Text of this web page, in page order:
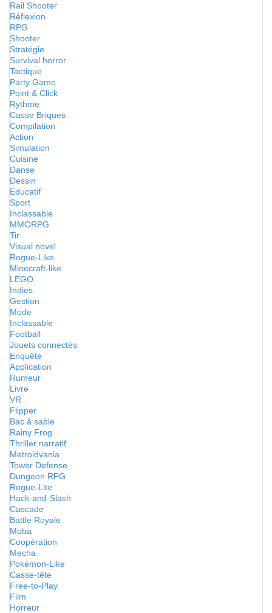
Rail Shooter
Réflexion
RPG
Shooter
Stratégie
Survival horror
Tactique
Party Game
Point & Click
Rythme
Casse Briques
Compilation
Action
Simulation
Cuisine
Danse
Dessin
Educatif
Sport
Inclassable
MMORPG
Tir
Visual novel
Rogue-Like
Minecraft-like
LEGO
Indies
Gestion
Mode
Inclassable
Football
Jouets connectés
Enquête
Application
Rumeur
Livre
VR
Flipper
Bac à sable
Rainy Frog
Thriller narratif
Metroidvania
Tower Defense
Dungeon RPG
Rogue-Lite
Hack-and-Slash
Cascade
Battle Royale
Moba
Coopération
Mecha
Pokémon-Like
Casse-tête
Free-to-Play
Film
Horreur